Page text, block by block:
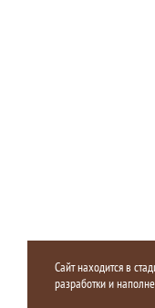
Сайт находится в
разработки и